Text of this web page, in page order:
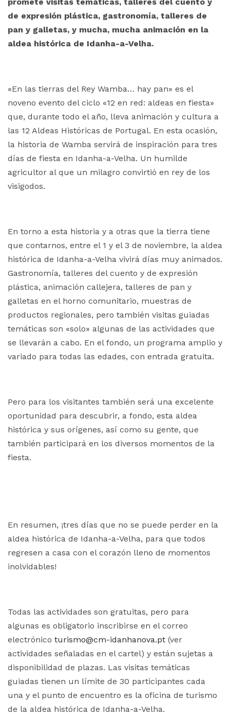
de expresión plástica, gastronomía, talleres de
pan y galletas, y mucha, mucha animación en la
aldea histórica de Idanha-a-Velha.
«En las tierras del Rey Wamba… hay pan» es el
noveno evento del ciclo «12 en red: aldeas en fiesta»
que, durante todo el año, lleva animación y cultura a
las 12 Aldeas Históricas de Portugal. En esta ocasión,
la historia de Wamba servirá de inspiración para tres
días de fiesta en Idanha-a-Velha. Un humilde
agricultor al que un milagro convirtió en rey de los
visigodos.
En torno a esta historia y a otras que la tierra tiene
que contarnos, entre el 1 y el 3 de noviembre, la aldea
histórica de Idanha-a-Velha vivirá días muy animados.
Gastronomía, talleres del cuento y de expresión
plástica, animación callejera, talleres de pan y
galletas en el horno comunitario, muestras de
productos regionales, pero también visitas guiadas
temáticas son «solo» algunas de las actividades que
se llevarán a cabo. En el fondo, un programa amplio y
variado para todas las edades, con entrada gratuita.
Pero para los visitantes también será una excelente
oportunidad para descubrir, a fondo, esta aldea
histórica y sus orígenes, así como su gente, que
también participará en los diversos momentos de la
fiesta.
En resumen, ¡tres días que no se puede perder en la
aldea histórica de Idanha-a-Velha, para que todos
regresen a casa con el corazón lleno de momentos
inolvidables!
Todas las actividades son gratuitas, pero para
algunas es obligatorio inscribirse en el correo
electrónico turismo@cm-idanhanova.pt (ver
actividades señaladas en el cartel) y están sujetas a
disponibilidad de plazas. Las visitas temáticas
guiadas tienen un límite de 30 participantes cada
una y el punto de encuentro es la oficina de turismo
de la aldea histórica de Idanha-a-Velha.